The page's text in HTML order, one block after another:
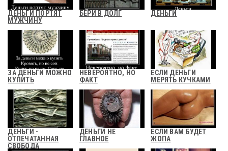
ДЕНЬГИ ПОРТЯТ
МУЖЧИНУ
БЕРИ В ДОЛГ ДЕНЬГИ
ЗА ДЕНЬГИ МОЖНО
КУПИТЬ
НЕВЕРОЯТНО, НО
ФАКТ
ЕСЛИ ДЕНЬГИ
МЕРЯТЬ КУЧКАМИ
ДЕНЬГИ -
ОТПЕЧАТАННАЯ
СВОБОДА
ДЕНЬГИ НЕ
ГЛАВНОЕ
ЕСЛИ ВАМ БУДЕТ
ЖОПА